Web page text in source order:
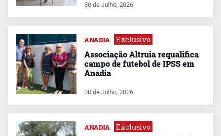
30 de Julho, 2026
ANADIA Exclusivo
Associação Altruia requalifica
campo de futebol de IPSS em
Anadia
30 de Julho, 2026
ANADIA Exclusivo